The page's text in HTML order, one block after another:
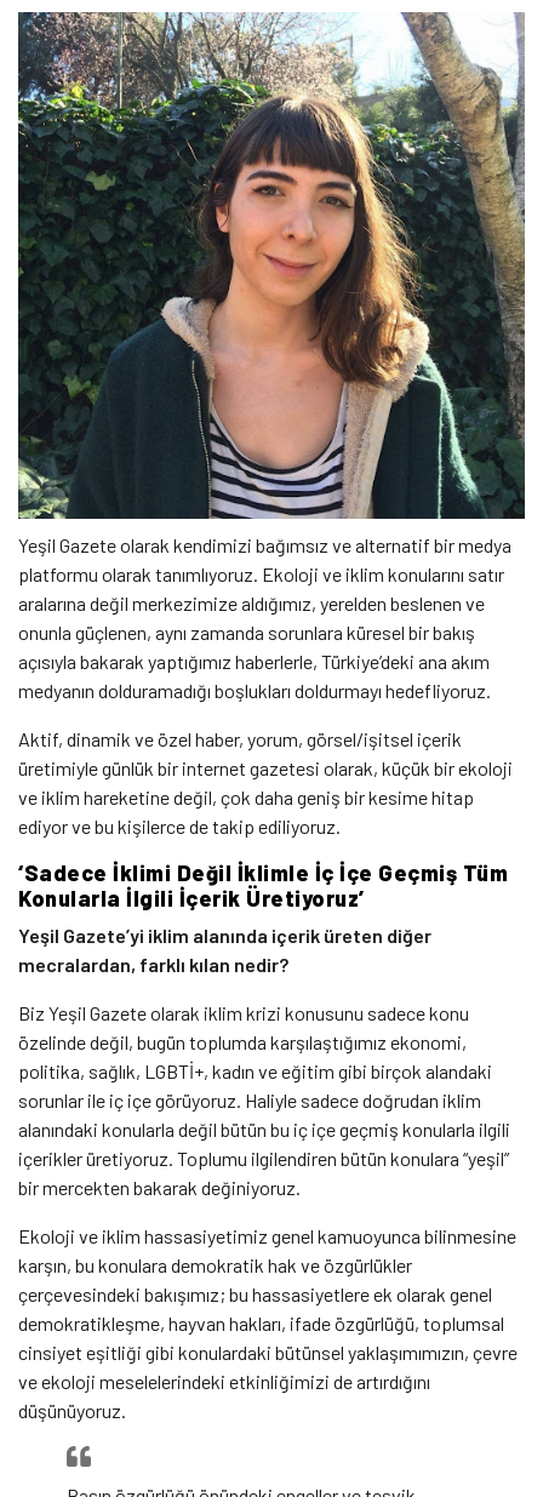
Yeşil Gazete olarak kendimizi bağımsız ve alternatif bir medya
platformu olarak tanımlıyoruz. Ekoloji ve iklim konularını satır
aralarına değil merkezimize aldığımız, yerelden beslenen ve
onunla güçlenen, aynı zamanda sorunlara küresel bir bakış
açısıyla bakarak yaptığımız haberlerle, Türkiye’deki ana akım
medyanın dolduramadığı boşlukları doldurmayı hedefliyoruz.
Aktif, dinamik ve özel haber, yorum, görsel/işitsel içerik
üretimiyle günlük bir internet gazetesi olarak, küçük bir ekoloji
ve iklim hareketine değil, çok daha geniş bir kesime hitap
ediyor ve bu kişilerce de takip ediliyoruz.
‘Sadece İklimi Değil İklimle İç İçe Geçmiş Tüm
Konularla İlgili İçerik Üretiyoruz’
Yeşil Gazete’yi iklim alanında içerik üreten diğer
mecralardan, farklı kılan nedir?
Biz Yeşil Gazete olarak iklim krizi konusunu sadece konu
özelinde değil, bugün toplumda karşılaştığımız ekonomi,
politika, sağlık, LGBTİ+, kadın ve eğitim gibi birçok alandaki
sorunlar ile iç içe görüyoruz. Haliyle sadece doğrudan iklim
alanındaki konularla değil bütün bu iç içe geçmiş konularla ilgili
içerikler üretiyoruz. Toplumu ilgilendiren bütün konulara “yeşil”
bir mercekten bakarak değiniyoruz.
Ekoloji ve iklim hassasiyetimiz genel kamuoyunca bilinmesine
karşın, bu konulara demokratik hak ve özgürlükler
çerçevesindeki bakışımız; bu hassasiyetlere ek olarak genel
demokratikleşme, hayvan hakları, ifade özgürlüğü, toplumsal
cinsiyet eşitliği gibi konulardaki bütünsel yaklaşımımızın, çevre
ve ekoloji meselelerindeki etkinliğimizi de artırdığını
düşünüyoruz.